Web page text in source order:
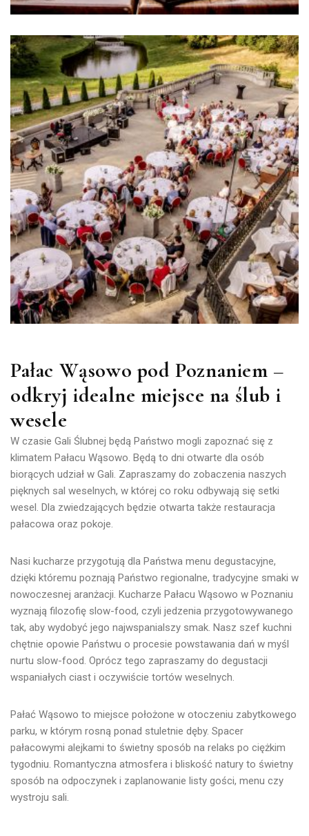
Pałac Wąsowo pod Poznaniem –
odkryj idealne miejsce na ślub i
wesele
W czasie Gali Ślubnej będą Państwo mogli zapoznać się z
klimatem Pałacu Wąsowo. Będą to dni otwarte dla osób
biorących udział w Gali. Zapraszamy do zobaczenia naszych
pięknych sal weselnych, w której co roku odbywają się setki
wesel. Dla zwiedzających będzie otwarta także restauracja
pałacowa oraz pokoje.
Nasi kucharze przygotują dla Państwa menu degustacyjne,
dzięki któremu poznają Państwo regionalne, tradycyjne smaki w
nowoczesnej aranżacji. Kucharze Pałacu Wąsowo w Poznaniu
wyznają filozofię slow-food, czyli jedzenia przygotowywanego
tak, aby wydobyć jego najwspanialszy smak. Nasz szef kuchni
chętnie opowie Państwu o procesie powstawania dań w myśl
nurtu slow-food. Oprócz tego zapraszamy do degustacji
wspaniałych ciast i oczywiście tortów weselnych.
Pałać Wąsowo to miejsce położone w otoczeniu zabytkowego
parku, w którym rosną ponad stuletnie dęby. Spacer
pałacowymi alejkami to świetny sposób na relaks po ciężkim
tygodniu. Romantyczna atmosfera i bliskość natury to świetny
sposób na odpoczynek i zaplanowanie listy gości, menu czy
wystroju sali.